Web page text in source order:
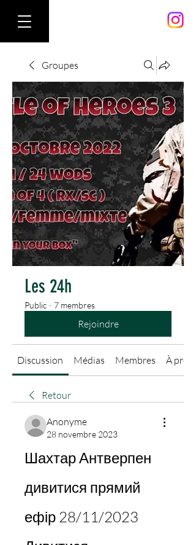
Groupes
Les 24h
Public · 7 membres
Rejoindre
Discussion Médias Membres À
Retour
Anonyme
28 novembre 2023
Шахтар Антверпен
дивитися прямий
ефір 28/11/2023